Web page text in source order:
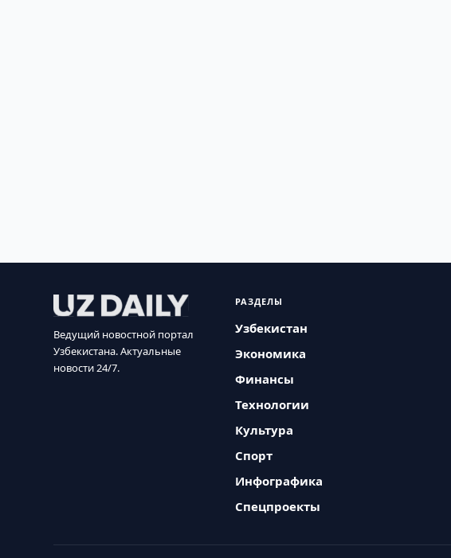
Ведущий новостной портал
Узбекистана. Актуальные
новости 24/7.
РАЗДЕЛЫ
Узбекистан
Экономика
Финансы
Технологии
Культура
Спорт
Инфографика
Спецпроекты